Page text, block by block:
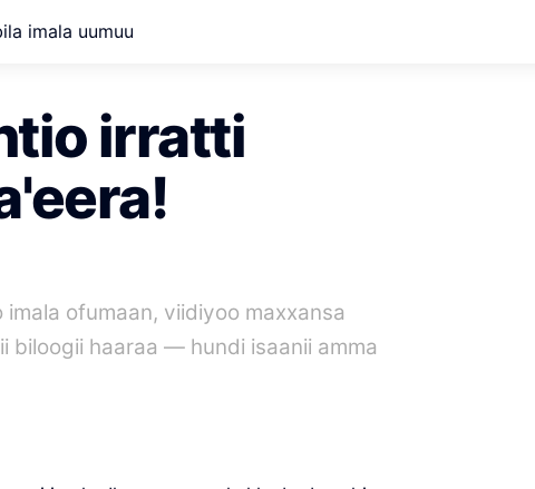
imala uumuu
irratti
ofumaan, viidiyoo maxxansa
biloogii haaraa — hundi isaanii amma